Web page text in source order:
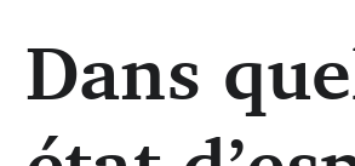
Dans